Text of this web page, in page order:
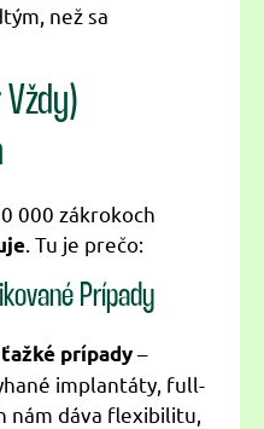
než sa
000 zákrokoch
. Tu je prečo:
Prípady
ťažké prípady–
implantáty, full-
nám dáva flexibilitu,